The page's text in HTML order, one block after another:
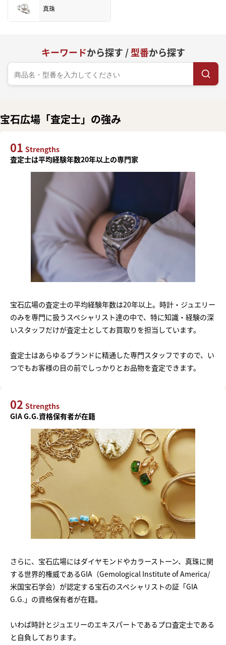
真珠
キーワードから探す /型番から探す
宝石広場「査定士」の強み
01 Strengths
査定士は平均経験年数20年以上の専門家
宝石広場の査定士の平均経験年数は20年以上。時計・ジュエリー
のみを専門に扱うスペシャリスト達の中で、特に知識・経験の深
いスタッフだけが査定士としてお買取りを担当しています。
査定士はあらゆるブランドに精通した専門スタッフですので、い
つでもお客様の目の前でしっかりとお品物を査定できます。
02 Strengths
GIA G.G.資格保有者が在籍
さらに、宝石広場にはダイヤモンドやカラーストーン、真珠に関
する世界的権威であるGIA（Gemological Institute of America/
米国宝石学会）が認定する宝石のスペシャリストの証「GIA
G.G.」の資格保有者が在籍。
いわば時計とジュエリーのエキスパートであるプロ査定士である
と自負しております。